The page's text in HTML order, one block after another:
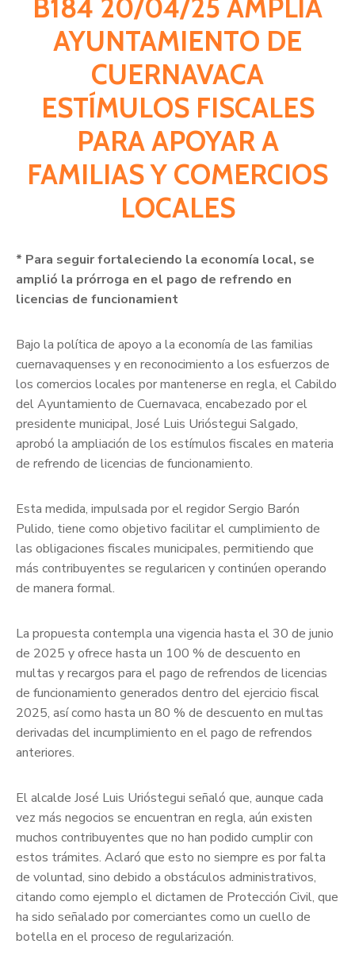
B184 20/04/25 AMPLÍA
AYUNTAMIENTO DE
CUERNAVACA
ESTÍMULOS FISCALES
PARA APOYAR A
FAMILIAS Y COMERCIOS
LOCALES
* Para seguir fortaleciendo la economía local, se
amplió la prórroga en el pago de refrendo en
licencias de funcionamient
Bajo la política de apoyo a la economía de las familias
cuernavaquenses y en reconocimiento a los esfuerzos de
los comercios locales por mantenerse en regla, el Cabildo
del Ayuntamiento de Cuernavaca, encabezado por el
presidente municipal, José Luis Urióstegui Salgado,
aprobó la ampliación de los estímulos fiscales en materia
de refrendo de licencias de funcionamiento.
Esta medida, impulsada por el regidor Sergio Barón
Pulido, tiene como objetivo facilitar el cumplimiento de
las obligaciones fiscales municipales, permitiendo que
más contribuyentes se regularicen y continúen operando
de manera formal.
La propuesta contempla una vigencia hasta el 30 de junio
de 2025 y ofrece hasta un 100 % de descuento en
multas y recargos para el pago de refrendos de licencias
de funcionamiento generados dentro del ejercicio fiscal
2025, así como hasta un 80 % de descuento en multas
derivadas del incumplimiento en el pago de refrendos
anteriores.
El alcalde José Luis Urióstegui señaló que, aunque cada
vez más negocios se encuentran en regla, aún existen
muchos contribuyentes que no han podido cumplir con
estos trámites. Aclaró que esto no siempre es por falta
de voluntad, sino debido a obstáculos administrativos,
citando como ejemplo el dictamen de Protección Civil, que
ha sido señalado por comerciantes como un cuello de
botella en el proceso de regularización.